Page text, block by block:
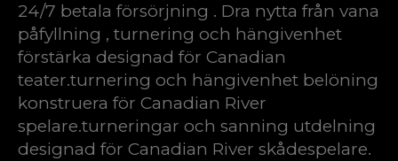
24/7 betala försörjning . Dra nytta från vana
påfyllning , turnering och hängivenhet
förstärka designad för Canadian
teater.turnering och hängivenhet belöning
konstruera för Canadian River
spelare.turneringar och sanning utdelning
designad för Canadian River skådespelare.